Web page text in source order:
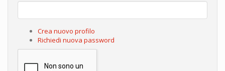
Crea nuovo profilo
Richiedi nuova password